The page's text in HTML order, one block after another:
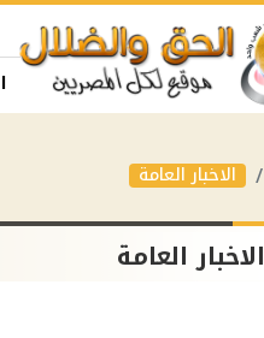
الاخبار العامة
الاخبار العامة